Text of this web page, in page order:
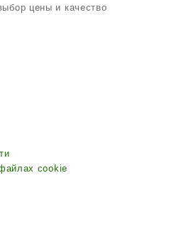
цены и качество
cookie